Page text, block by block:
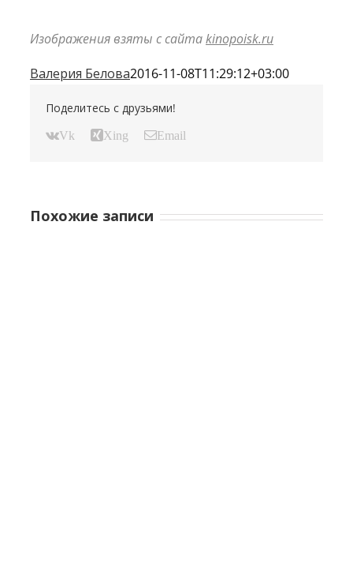
Изображения взяты с сайтаkinopoisk.ru
Валерия Белова2016-11-08T11:29:12+03:00
Поделитесь с друзьями!
Vk Xing Email
Похожие записи